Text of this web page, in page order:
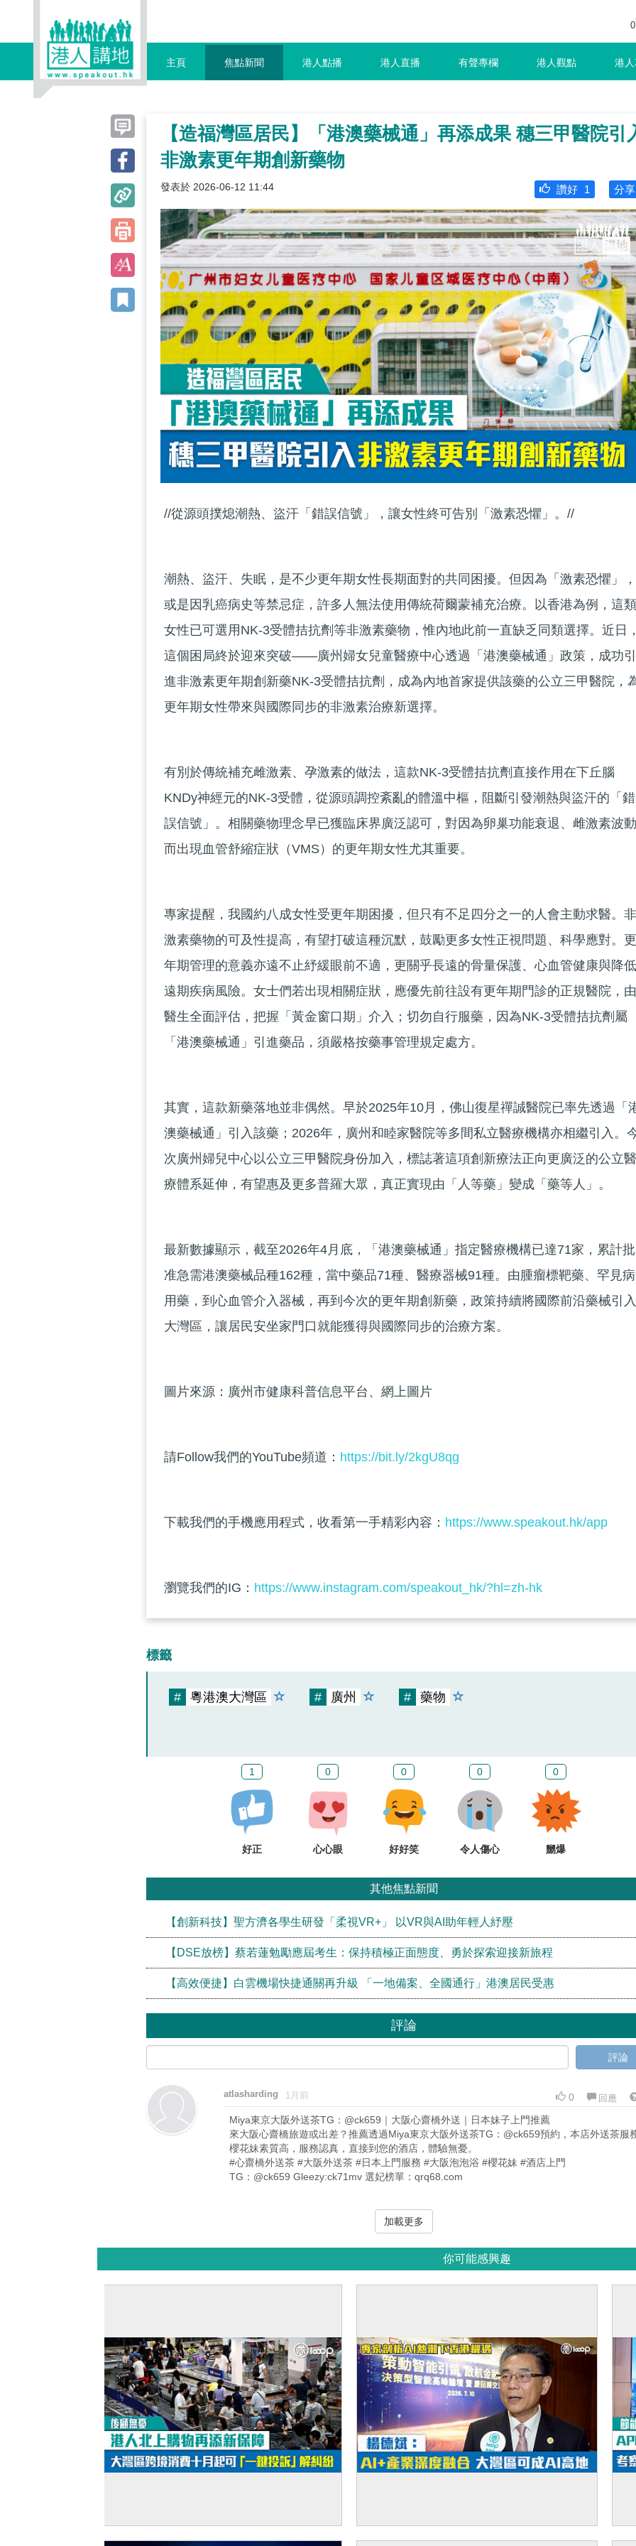
主頁 焦點新聞 港人點播 港人直播 有聲專欄 港人觀點 港
【造福灣區居民】「港澳藥械通」再添成果 穗三甲醫院引
非激素更年期創新藥物
發表於 2026-06-12 11:44 分享
讚好 1
//從源頭撲熄潮熱、盜汗「錯誤信號」，讓女性終可告別「激素恐懼」。//
潮熱、盜汗、失眠，是不少更年期女性長期面對的共同困擾。但因為「激素恐懼」，
或是因乳癌病史等禁忌症，許多人無法使用傳統荷爾蒙補充治療。以香港為例，這類
女性已可選用NK-3受體拮抗劑等非激素藥物，惟內地此前一直缺乏同類選擇。近日，
這個困局終於迎來突破——廣州婦女兒童醫療中心透過「港澳藥械通」政策，成功引
進非激素更年期創新藥NK-3受體拮抗劑，成為內地首家提供該藥的公立三甲醫院，
更年期女性帶來與國際同步的非激素治療新選擇。
有別於傳統補充雌激素、孕激素的做法，這款NK-3受體拮抗劑直接作用在下丘腦
KNDy神經元的NK-3受體，從源頭調控紊亂的體溫中樞，阻斷引發潮熱與盜汗的「錯
誤信號」。相關藥物理念早已獲臨床界廣泛認可，對因為卵巢功能衰退、雌激素波動
而出現血管舒縮症狀（VMS）的更年期女性尤其重要。
專家提醒，我國約八成女性受更年期困擾，但只有不足四分之一的人會主動求醫。非
激素藥物的可及性提高，有望打破這種沉默，鼓勵更多女性正視問題、科學應對。更
年期管理的意義亦遠不止紓緩眼前不適，更關乎長遠的骨量保護、心血管健康與降低
遠期疾病風險。女士們若出現相關症狀，應優先前往設有更年期門診的正規醫院，由
醫生全面評估，把握「黃金窗口期」介入；切勿自行服藥，因為NK-3受體拮抗劑屬
「港澳藥械通」引進藥品，須嚴格按藥事管理規定處方。
其實，這款新藥落地並非偶然。早於2025年10月，佛山復星禪誠醫院已率先透過「
澳藥械通」引入該藥；2026年，廣州和睦家醫院等多間私立醫療機構亦相繼引入。
次廣州婦兒中心以公立三甲醫院身份加入，標誌著這項創新療法正向更廣泛的公立醫
療體系延伸，有望惠及更多普羅大眾，真正實現由「人等藥」變成「藥等人」。
最新數據顯示，截至2026年4月底，「港澳藥械通」指定醫療機構已達71家，累計批
准急需港澳藥械品種162種，當中藥品71種、醫療器械91種。由腫瘤標靶藥、罕見病
用藥，到心血管介入器械，再到今次的更年期創新藥，政策持續將國際前沿藥械引入
大灣區，讓居民安坐家門口就能獲得與國際同步的治療方案。
圖片來源：廣州市健康科普信息平台、網上圖片
請Follow我們的YouTube頻道： https://bit.ly/2kgU8qg
下載我們的手機應用程式，收看第一手精彩內容： https://www.speakout.hk/app
瀏覽我們的IG： https://www.instagram.com/speakout_hk/?hl=zh-hk
標籤
# 粵港澳大灣區 # 廣州 # 藥物
1
好正
0
心心眼
0
好好笑
0
令人傷心
0
嬲爆
其他焦點新聞
【創新科技】聖方濟各學生研發「柔視VR+」 以VR與AI助年輕人紓壓
【DSE放榜】蔡若蓮勉勵應屆考生：保持積極正面態度、勇於探索迎接新旅程
【高效便捷】白雲機場快捷通關再升級 「一地備案、全國通行」港澳居民受惠
評論
評論
atlasharding 1月前 0 回應
Miya東京大阪外送茶TG：@ck659｜大阪心齋橋外送｜日本妹子上門推薦
來大阪心齋橋旅遊或出差？推薦透過Miya東京大阪外送茶TG：@ck659預約，本店外送茶服
櫻花妹素質高，服務認真，直接到您的酒店，體驗無憂。
#心齋橋外送茶 #大阪外送茶 #日本上門服務 #大阪泡泡浴 #櫻花妹 #酒店上門
TG：@ck659 Gleezy:ck71mv 選妃榜單：qrq68.com
加載更多
你可能感興趣